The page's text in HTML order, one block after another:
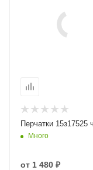
Перчатки 15з17525
Много
от 1 480 ₽